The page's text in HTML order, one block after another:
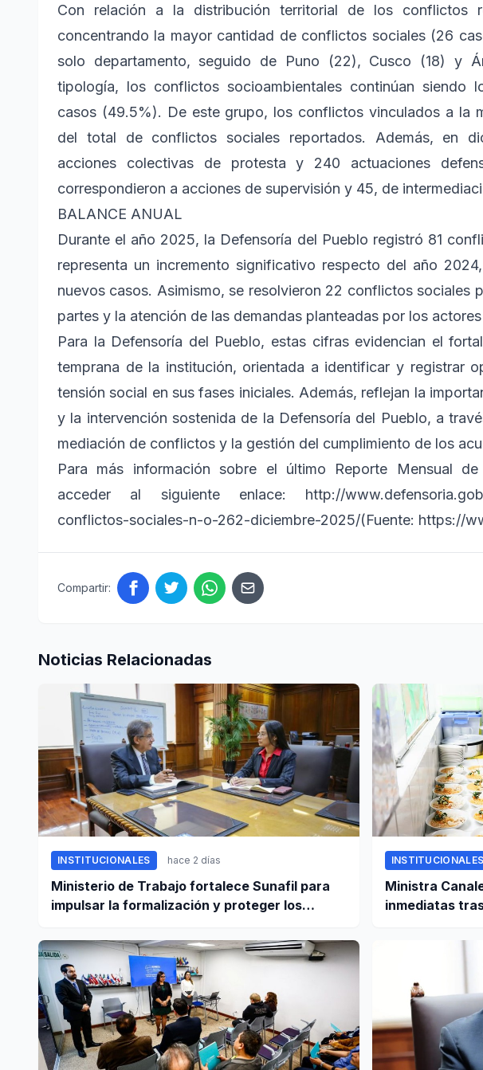
Con relación a la distribución territorial de los conflictos
concentrando la mayor cantidad de conflictos sociales (26
solo departamento, seguido de Puno (22), Cusco (18) y
tipología, los conflictos socioambientales continúan siendo
casos (49.5%). De este grupo, los conflictos vinculados a la
del total de conflictos sociales reportados. Además, en
acciones colectivas de protesta y 240 actuaciones
correspondieron a acciones de supervisión y 45, de
BALANCE ANUAL
Durante el año 2025, la Defensoría del Pueblo registró 81
representa un incremento significativo respecto del año
nuevos casos. Asimismo, se resolvieron 22 conflictos sociales
partes y la atención de las demandas planteadas por los
Para la Defensoría del Pueblo, estas cifras evidencian el
temprana de la institución, orientada a identificar y registrar
tensión social en sus fases iniciales. Además, reflejan la
y la intervención sostenida de la Defensoría del Pueblo, a
mediación de conflictos y la gestión del cumplimiento de los
Para más información sobre el último Reporte Mensual
acceder al siguiente enlace: http://
conflictos-sociales-n-o-262-diciembre-2025/(Fuente: https://
Compartir:
Noticias Relacionadas
INSTITUCIONALES hace 2 días
Ministerio de Trabajo fortalece Sunafil para
impulsar la formalización y proteger los
INSTITUCIONALES
Ministra
inmediatas